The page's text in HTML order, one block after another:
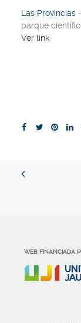
Las Provincias
parque
Ver link
WEB FINANCIADA